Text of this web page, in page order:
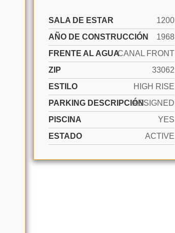
SALA DE ESTAR
1200
AÑO DE CONSTRUCCIÓN
1968
FRENTE AL AGUACANAL FRONT
ZIP
33062
ESTILO
HIGH RISE
PARKING DESCRIPCIÓNASSIGNED
PISCINA
YES
ESTADO
ACTIVE